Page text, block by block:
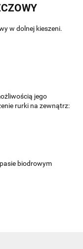
w dolnej kieszeni.
jego
rurki na zewnątrz:
biodrowym